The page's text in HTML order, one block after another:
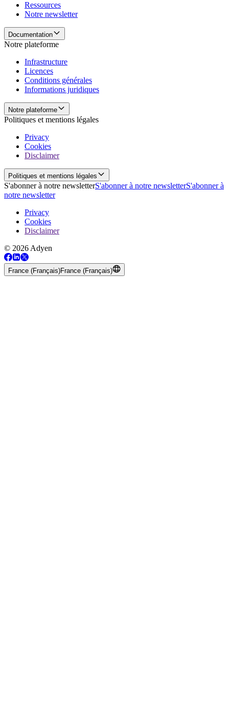
Ressources
Notre newsletter
Documentation
Notre plateforme
Infrastructure
Licences
Conditions générales
Informations juridiques
Notre plateforme
Politiques et mentions légales
Privacy
Cookies
Disclaimer
Politiques et mentions légales
S'abonner à notre newsletterS'abonner à notre newsletterS'abonner à
notre newsletter
Privacy
Cookies
Disclaimer
© 2026 Adyen
France (Français)France (Français)